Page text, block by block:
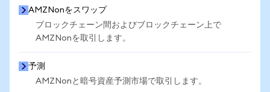
AMZNonをスワップ
ブロックチェーン間およびブロックチェーン上で
AMZNonを取引します。
予測
AMZNonと暗号資産予測市場で取引します。